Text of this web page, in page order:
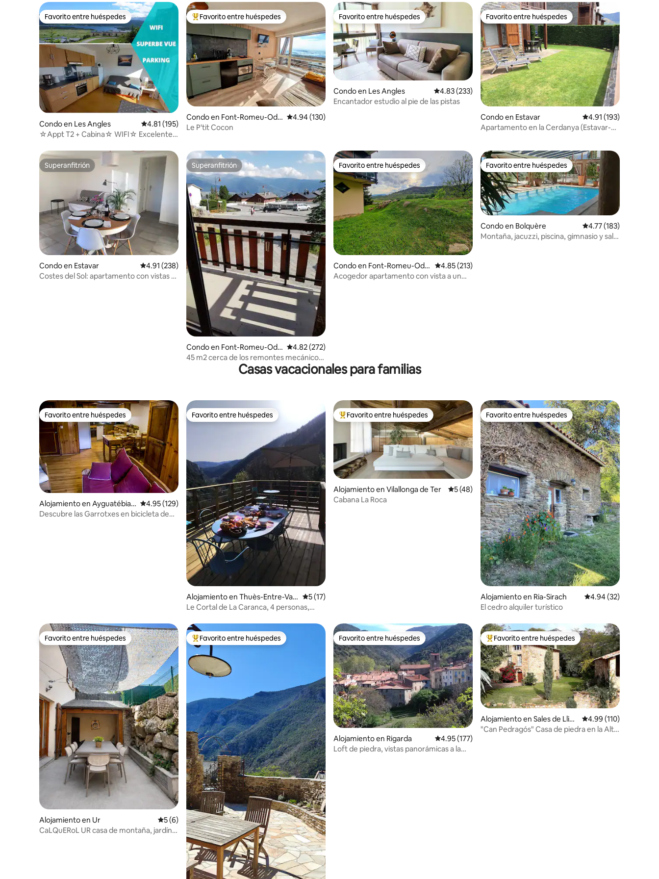
Favorito entre huéspedes
Favorito entre huéspedes
Condo en Les Angles Calificación promedio: 4.81 de 5, 195 reseñas
4.81 (195)
☆Appt T2 + Cabina☆ WIFI☆ Excelentes
Favorito entre huéspedes preferido
Favorito entre huéspedes
Condo en Font-Romeu-Ode
illo-Via
Calificación promedio: 4.94 de 5, 130 reseñas
4.94 (130)
Le P'tit Cocon
Favorito entre huéspedes
Favorito entre huéspedes
Condo en Les Angles Calificación promedio: 4.83 de 5, 233 reseñas
4.83 (233)
Encantador estudio al pie de las pistas
Favorito entre huéspedes
Favorito entre huéspedes
Condo en Estavar Calificación promedio:
4.91 (193)
Apartamento en la Cerdanya (Estavar-
Superanfitrión
Superanfitrión
Condo en Estavar Calificación promedio: 4.91 de 5, 238 reseñas
4.91 (238)
Costes del Sol: apartamento con vistas a
Superanfitrión
Superanfitrión
Condo en Font-Romeu-Ode
illo-Via
Calificación promedio: 4.82 de 5, 272 reseñas
4.82 (272)
45 m2 cerca de los remontes mecánicos
vistas impresionantes
Favorito entre huéspedes
Favorito entre huéspedes
Condo en Font-Romeu-Odei
llo-Via
Calificación promedio: 4.85 de 5, 213 reseñas
4.85 (213)
Acogedor apartamento con vista a un
Favorito entre huéspedes
Favorito entre huéspedes
Condo en Bolquère Calificación promedio:
4.77 (183)
Montaña, jacuzzi, piscina, gimnasio y sala
Casas vacacionales para familias
Favorito entre huéspedes
Favorito entre huéspedes
Alojamiento en Ayguatébia-
Talau
Calificación promedio: 4.95 de 5, 129 reseñas
4.95 (129)
Descubre las Garrotxes en bicicleta de
Favorito entre huéspedes
Favorito entre huéspedes
Alojamiento en Thuès-Entre-Vall
s
Calificación promedio: 5 de 5, 17 reseñas
5 (17)
Le Cortal de La Caranca, 4 personas,
Favorito entre huéspedes preferido
Favorito entre huéspedes
Alojamiento en Vilallonga de Ter Calificación promedio: 5 de 5, 48 reseñas
5 (48)
Cabana La Roca
Favorito entre huéspedes
Favorito entre huéspedes
Alojamiento en Ria-Sirach Calificación
4.94 (32)
El cedro alquiler turístico
Favorito entre huéspedes
Favorito entre huéspedes
Alojamiento en Ur Calificación promedio: 5 de 5, 6 reseñas
5 (6)
CaLQuERoL UR casa de montaña, jardín,
Favorito entre huéspedes preferido
Favorito entre huéspedes Favorito entre huéspedes
Favorito entre huéspedes
Alojamiento en Rigarda Calificación promedio: 4.95 de 5, 177 reseñas
4.95 (177)
Loft de piedra, vistas panorámicas a la
Favorito entre huéspedes preferido
Favorito entre huéspedes
Alojamiento en Sales de Llier
ca
Calificación promedio:
4.99 (110)
"Can Pedragós" Casa de piedra en la Alta